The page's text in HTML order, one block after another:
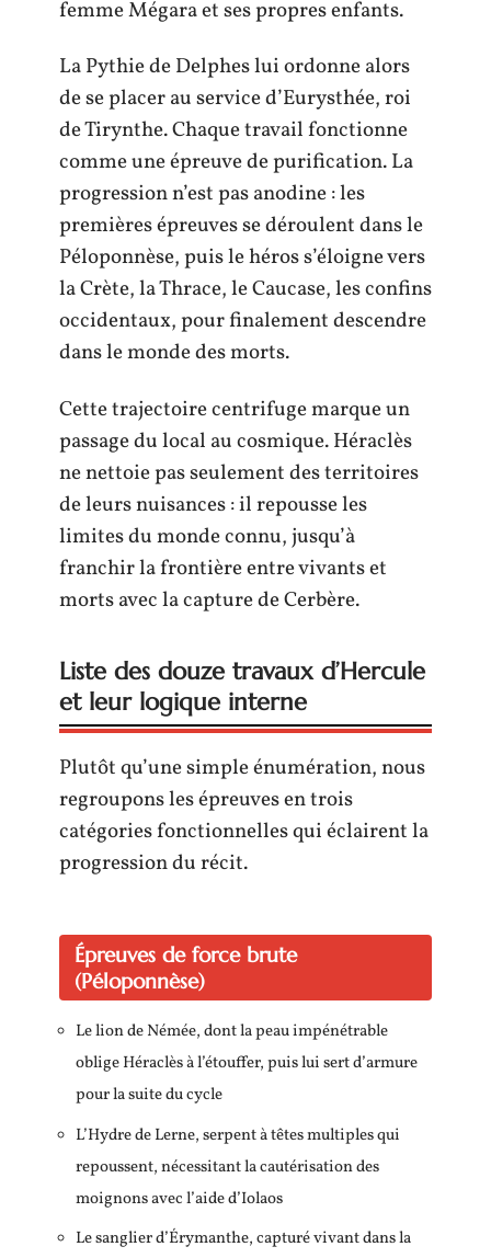
femme Mégara et ses propres enfants.
La Pythie de Delphes lui ordonne alors
de se placer au service d’Eurysthée, roi
de Tirynthe. Chaque travail fonctionne
comme une épreuve de purification. La
progression n’est pas anodine : les
premières épreuves se déroulent dans le
Péloponnèse, puis le héros s’éloigne vers
la Crète, la Thrace, le Caucase, les confins
occidentaux, pour finalement descendre
dans le monde des morts.
Cette trajectoire centrifuge marque un
passage du local au cosmique. Héraclès
ne nettoie pas seulement des territoires
de leurs nuisances : il repousse les
limites du monde connu, jusqu’à
franchir la frontière entre vivants et
morts avec la capture de Cerbère.
Liste des douze travaux d’Hercule
et leur logique interne
Plutôt qu’une simple énumération, nous
regroupons les épreuves en trois
catégories fonctionnelles qui éclairent la
progression du récit.
Épreuves de force brute
(Péloponnèse)
Le lion de Némée, dont la peau impénétrable
oblige Héraclès à l’étouffer, puis lui sert d’armure
pour la suite du cycle
L’Hydre de Lerne, serpent à têtes multiples qui
repoussent, nécessitant la cautérisation des
moignons avec l’aide d’Iolaos
Le sanglier d’Érymanthe, capturé vivant dans la